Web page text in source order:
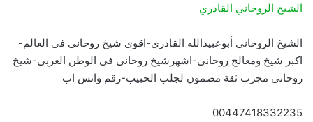
الشيخ الروحاني القادري
الشيخ الروحاني أبوعبيدالله القادري-اقوى شيخ روحانى فى العالم-
اكبر شيخ ومعالج روحانى-اشهرشيخ روحانى فى الوطن العربى-شيخ
روحاني مجرب ثقة مضمون لجلب الحبيب-رقم واتس اب
00447418332235